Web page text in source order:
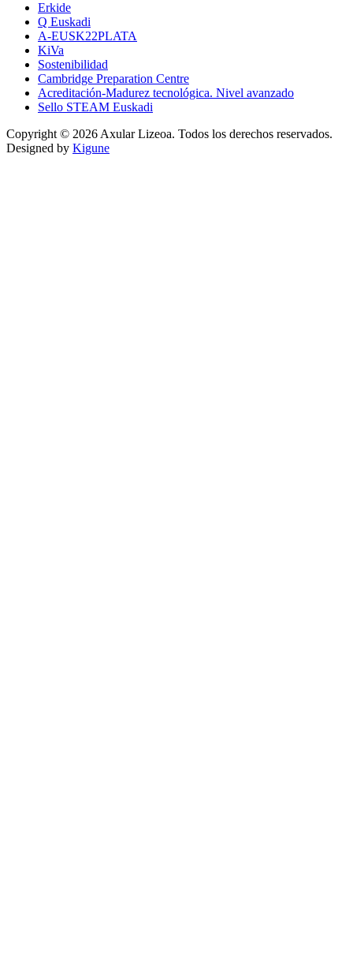
Erkide
Q Euskadi
A-EUSK22PLATA
KiVa
Sostenibilidad
Cambridge Preparation Centre
Acreditación-Madurez tecnológica. Nivel avanzado
Sello STEAM Euskadi
Copyright © 2026 Axular Lizeoa. Todos los derechos reservados.
Designed by Kigune